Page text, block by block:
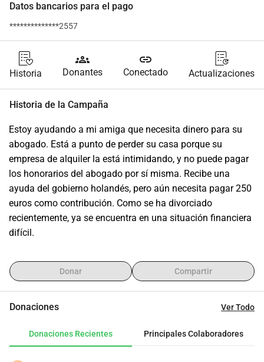
Datos bancarios para el pago
**************2557
Historia
groups
Donantes
link
Conectado Actualizaciones
Historia de la Campaña
Estoy ayudando a mi amiga que necesita dinero para su
abogado. Está a punto de perder su casa porque su
empresa de alquiler la está intimidando, y no puede pagar
los honorarios del abogado por sí misma. Recibe una
ayuda del gobierno holandés, pero aún necesita pagar 250
euros como contribución. Como se ha divorciado
recientemente, ya se encuentra en una situación financiera
difícil.
Donar Compartir
Donaciones Ver Todo
Donaciones Recientes Principales Colaboradores